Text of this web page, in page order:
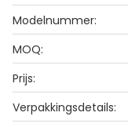
Modelnummer:
MOQ:
Prijs:
Verpakkingsdetails: